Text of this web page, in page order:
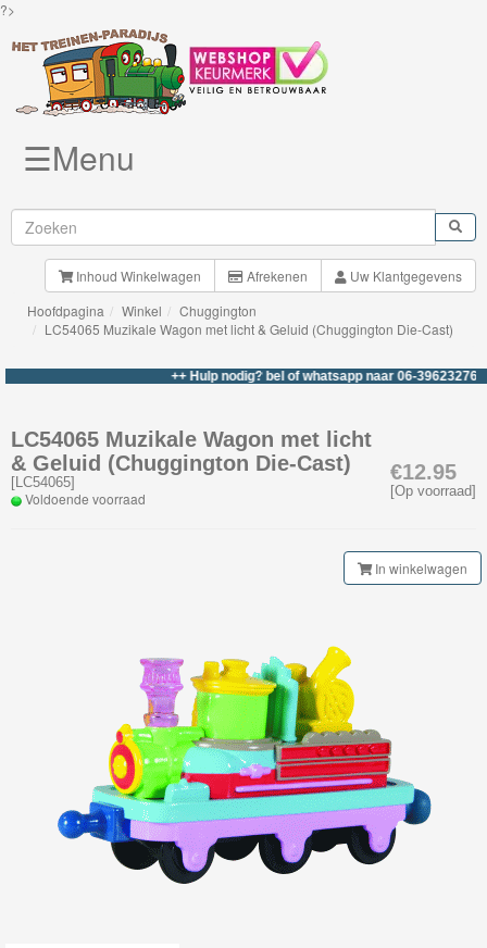
?>
Brio
Treinen
BigJigs
&
Märklin
My
Thomas
Trackmaster
motorized
☰Menu
Inhoud Winkelwagen Afrekenen
Uw Klantgegevens
Hoofdpagina
Winkel
Chuggington
LC54065 Muzikale Wagon met licht & Geluid (Chuggington Die-Cast)
++ Hulp nodig? bel of whatsapp naar 06-39623276 +++
€12.95
[Op voorraad]
LC54065 Muzikale Wagon met licht
& Geluid (Chuggington Die-Cast)
[LC54065]
Voldoende voorraad
In winkelwagen